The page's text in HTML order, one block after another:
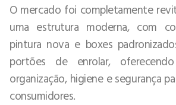
O mercado foi completamente
uma estrutura moderna, com
pintura nova e boxes
portões de enrolar,
organização, higiene e segurança
consumidores.